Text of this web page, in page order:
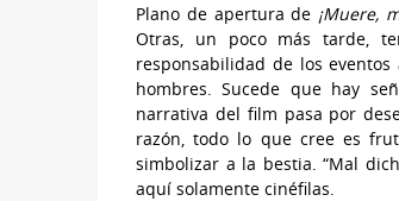
Plano de apertura de ¡Muere,
Otras, un poco más tarde,
responsabilidad de los
hombres. Sucede que hay
narrativa del film pasa por
razón, todo lo que cree es
simbolizar a la bestia. “Mal
aquí solamente cinéfilas.